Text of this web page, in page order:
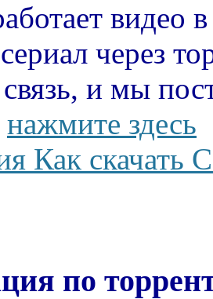
видео
через
и мы
нажмите здесь
Как скачать
по